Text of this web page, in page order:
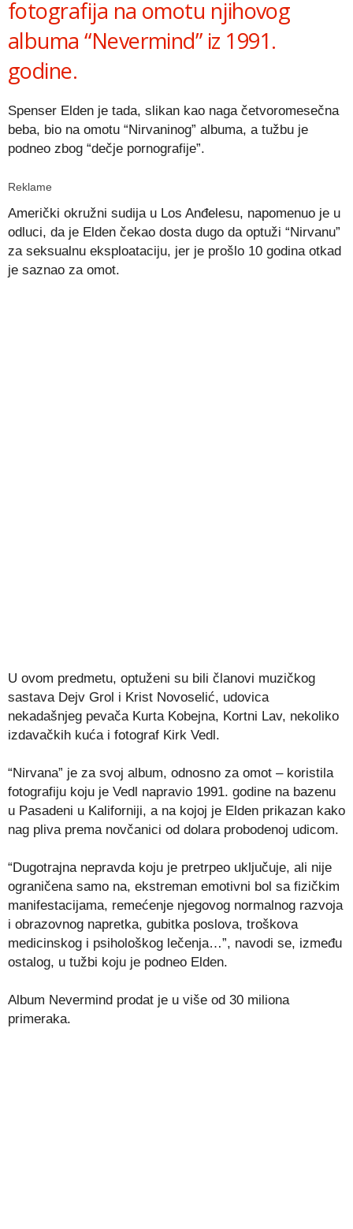
fotografija na omotu njihovog
albuma “Nevermind” iz 1991.
godine.
Spenser Elden je tada, slikan kao naga četvoromesečna
beba, bio na omotu “Nirvaninog” albuma, a tužbu je
podneo zbog “dečje pornografije”.
Reklame
Američki okružni sudija u Los Anđelesu, napomenuo je u
odluci, da je Elden čekao dosta dugo da optuži “Nirvanu”
za seksualnu eksploataciju, jer je prošlo 10 godina otkad
je saznao za omot.
U ovom predmetu, optuženi su bili članovi muzičkog
sastava Dejv Grol i Krist Novoselić, udovica
nekadašnjeg pevača Kurta Kobejna, Kortni Lav, nekoliko
izdavačkih kuća i fotograf Kirk Vedl.
“Nirvana” je za svoj album, odnosno za omot – koristila
fotografiju koju je Vedl napravio 1991. godine na bazenu
u Pasadeni u Kaliforniji, a na kojoj je Elden prikazan kako
nag pliva prema novčanici od dolara probodenoj udicom.
“Dugotrajna nepravda koju je pretrpeo uključuje, ali nije
ograničena samo na, ekstreman emotivni bol sa fizičkim
manifestacijama, remećenje njegovog normalnog razvoja
i obrazovnog napretka, gubitka poslova, troškova
medicinskog i psihološkog lečenja…”, navodi se, između
ostalog, u tužbi koju je podneo Elden.
Album Nevermind prodat je u više od 30 miliona
primeraka.